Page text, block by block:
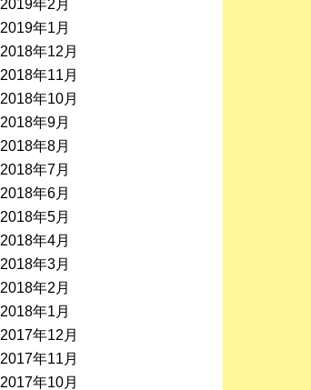
2019年2月
2019年1月
2018年12月
2018年11月
2018年10月
2018年9月
2018年8月
2018年7月
2018年6月
2018年5月
2018年4月
2018年3月
2018年2月
2018年1月
2017年12月
2017年11月
2017年10月